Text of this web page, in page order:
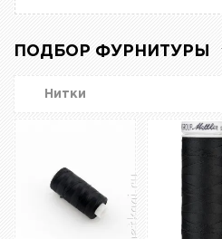
ПОДБОР ФУРНИТУРЫ
Нитки